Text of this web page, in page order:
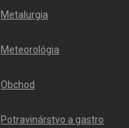
Metalurgia
Meteorológia
Obchod
Potravinárstvo a gastro